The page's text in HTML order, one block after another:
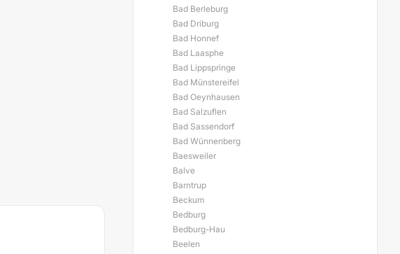
Bad Berleburg
Bad Driburg
Bad Honnef
Bad Laasphe
Bad Lippspringe
Bad Münstereifel
Bad Oeynhausen
Bad Salzuflen
Bad Sassendorf
Bad Wünnenberg
Baesweiler
Balve
Barntrup
Beckum
Bedburg
Bedburg-Hau
Beelen